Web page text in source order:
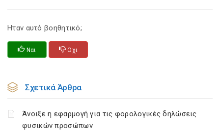
Ηταν αυτό βοηθητικό;
Ναι Οχι
Σχετικά Άρθρα
Άνοιξε η εφαρμογή για τις φορολογικές δηλώσεις
φυσικών προσώπων